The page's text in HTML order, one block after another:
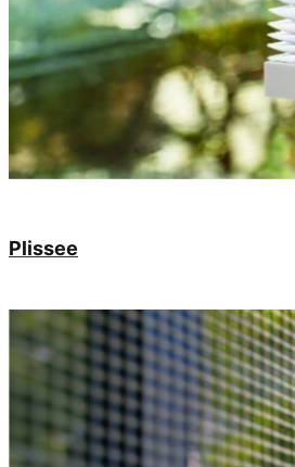
Plissee